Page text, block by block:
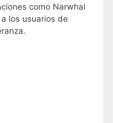
como Narwhal
los usuarios de